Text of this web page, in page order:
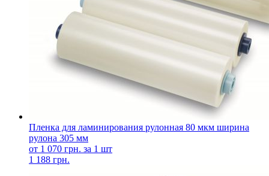
Пленка для ламинирования рулонная 80 мкм ширина
рулона 305 мм
от 1 070 грн. за 1 шт
1 188 грн.